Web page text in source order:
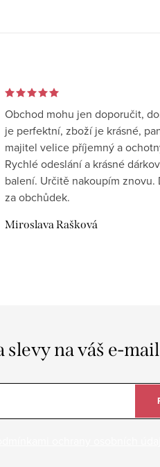
Obchod mohu jen doporučit,
je perfektní, zboží je krásné,
majitel velice příjemný a
Rychlé odeslání a krásné
balení. Určitě nakoupím znovu.
za obchůdek.
Miroslava Rašková
na váš e-mail